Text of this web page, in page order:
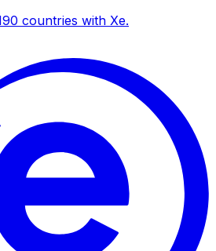
countries with Xe.